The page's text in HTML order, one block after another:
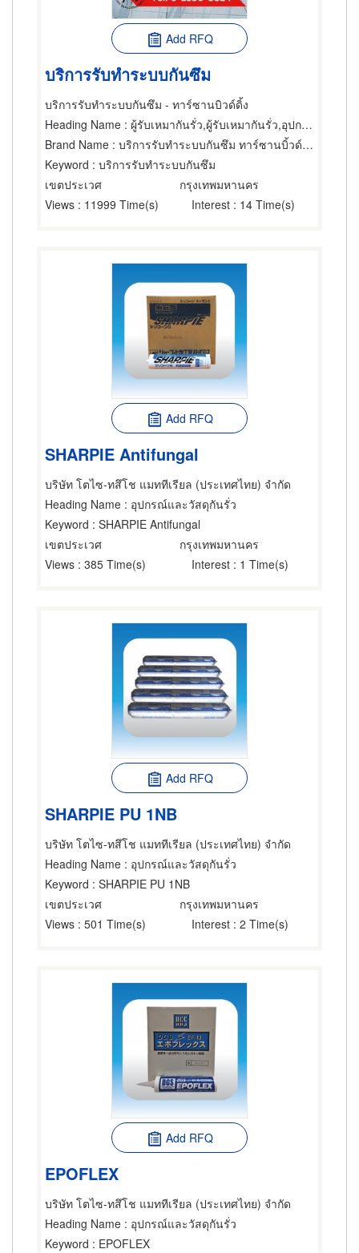
Add RFQ
บริการรับทำระบบกันซึม
บริการรับทำระบบกันซึม - ทาร์ซานบิวด์ดิ้ง
Heading Name : ผู้รับเหมากันรั่ว,ผู้รับเหมากันรั่ว,อุปกรณ์และวัสดุกันรั่ว
Brand Name : บริการรับทำระบบกันซึม ทาร์ซานบิ้วด์ดิ้ง
Keyword : บริการรับทำระบบกันซึม
เขตประเวศ
กรุงเทพมหานคร
Views : 11999 Time(s) Interest : 14 Time(s)
Add RFQ
SHARPIE Antifungal
บริษัท โตไซ-ทสึโช แมททีเรียล (ประเทศไทย) จำกัด
Heading Name : อุปกรณ์และวัสดุกันรั่ว
Keyword : SHARPIE Antifungal
เขตประเวศ
กรุงเทพมหานคร
Views : 385 Time(s) Interest : 1 Time(s)
Add RFQ
SHARPIE PU 1NB
บริษัท โตไซ-ทสึโช แมททีเรียล (ประเทศไทย) จำกัด
Heading Name : อุปกรณ์และวัสดุกันรั่ว
Keyword : SHARPIE PU 1NB
เขตประเวศ
กรุงเทพมหานคร
Views : 501 Time(s) Interest : 2 Time(s)
Add RFQ
EPOFLEX
บริษัท โตไซ-ทสึโช แมททีเรียล (ประเทศไทย) จำกัด
Heading Name : อุปกรณ์และวัสดุกันรั่ว
Keyword : EPOFLEX